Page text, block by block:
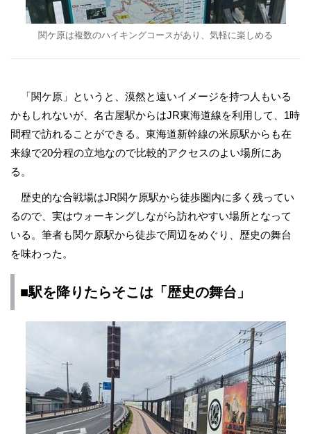
関ケ原は複数のハイキングコースがあり、気軽に楽しめる
「関ケ原」というと、漠然と遠いイメージを持つ人もいる
かもしれないが、名古屋駅からはJR東海道線を利用して、1時
間程で訪れることができる。東海道新幹線の米原駅からも在
来線で20分程の立地なので比較的アクセスのよい場所にあ
る。
歴史的な合戦場はJR関ケ原駅から徒歩圏内に多く残ってい
るので、実はウォーキングしながら訪れやすい場所となって
いる。筆者も関ケ原駅から徒歩で周辺をめぐり、歴史の舞台
を味わった。
■駅を降りたらそこは「歴史の舞台」